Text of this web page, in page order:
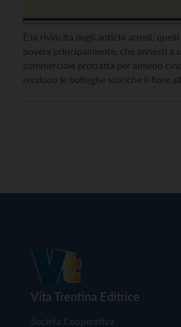
È la rivincita degli antichi arredi,
povera principalmente, che annessi a
commerciale protratta per almeno
rendono le botteghe storiche il fiore
Vita Trentina Editrice
Società Cooperativa